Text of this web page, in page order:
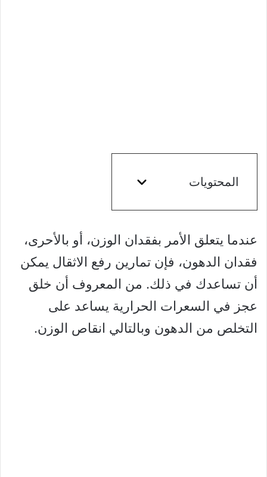
المحتويات
عندما يتعلق الأمر بفقدان الوزن، أو بالأحرى،
فقدان الدهون، فإن تمارين رفع الاثقال يمكن
أن تساعدك في ذلك. من المعروف أن خلق
عجز في السعرات الحرارية يساعد على
التخلص من الدهون وبالتالي انقاص الوزن.